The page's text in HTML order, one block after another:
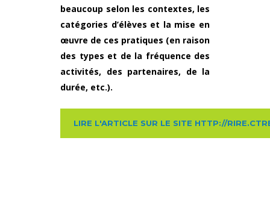
beaucoup selon les contextes, les
catégories d’élèves et la mise en
œuvre de ces pratiques (en raison
des types et de la fréquence des
activités, des partenaires, de la
durée, etc.).
LIRE L'ARTICLE SUR LE SITE HTTP://